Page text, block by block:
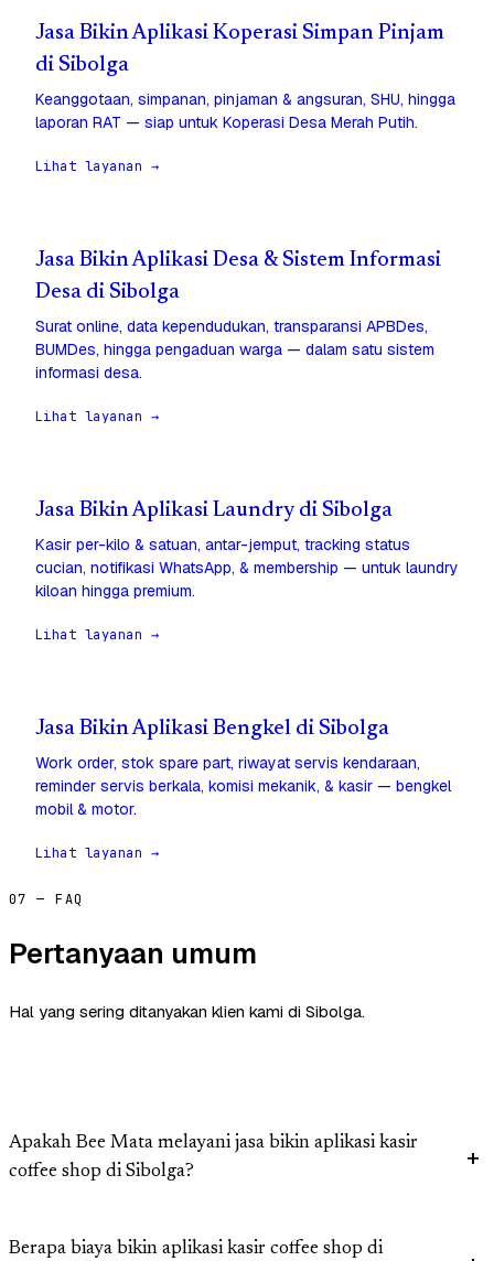
Jasa Bikin Aplikasi Koperasi Simpan Pinjam
di Sibolga
Keanggotaan, simpanan, pinjaman & angsuran, SHU, hingga
laporan RAT — siap untuk Koperasi Desa Merah Putih.
Lihat layanan →
Jasa Bikin Aplikasi Desa & Sistem Informasi
Desa di Sibolga
Surat online, data kependudukan, transparansi APBDes,
BUMDes, hingga pengaduan warga — dalam satu sistem
informasi desa.
Lihat layanan →
Jasa Bikin Aplikasi Laundry di Sibolga
Kasir per-kilo & satuan, antar-jemput, tracking status
cucian, notifikasi WhatsApp, & membership — untuk laundry
kiloan hingga premium.
Lihat layanan →
Jasa Bikin Aplikasi Bengkel di Sibolga
Work order, stok spare part, riwayat servis kendaraan,
reminder servis berkala, komisi mekanik, & kasir — bengkel
mobil & motor.
Lihat layanan →
07 — FAQ
Pertanyaan umum
Hal yang sering ditanyakan klien kami di Sibolga.
Apakah Bee Mata melayani jasa bikin aplikasi kasir
coffee shop di Sibolga?
Berapa biaya bikin aplikasi kasir coffee shop di